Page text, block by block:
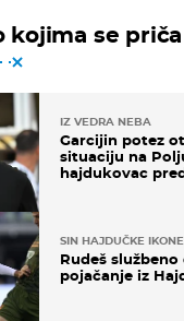
kojima se priča
IZ VEDRA NEBA
Garcijin potez
situaciju na
hajdukovac
SIN HAJDUČKE IKONE
Rudeš
pojačanje iz